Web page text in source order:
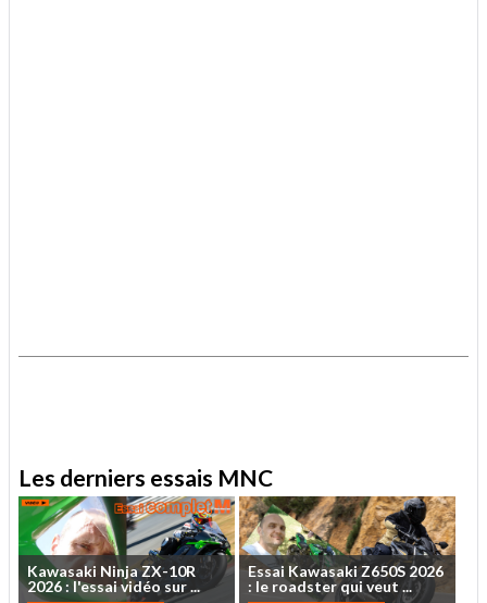
Les derniers essais MNC
Kawasaki NinjaZX-10R
2026: l'essaividéo sur...
Essai Kawasaki Z650S 2026
: le roadsterquiveut ...